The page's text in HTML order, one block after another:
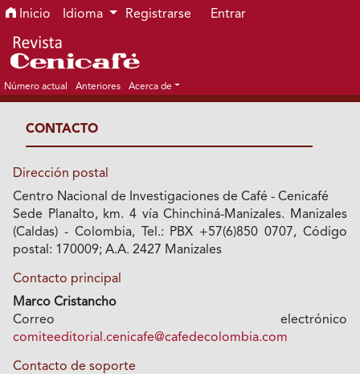
Ir al menú de navegación principal
Ir al contenido principal
Ir al pie de página del sitio
Inicio Idioma Registrarse Entrar
Número actual Anteriores Acerca de
CONTACTO
Dirección postal
Centro Nacional de Investigaciones de Café - Cenicafé
Sede Planalto, km. 4 vía Chinchiná-Manizales. Manizales
(Caldas) - Colombia, Tel.: PBX +57(6)850 0707, Código
postal: 170009; A.A. 2427 Manizales
Contacto principal
Marco Cristancho
Correo electrónico
comiteeditorial.cenicafe@cafedecolombia.com
Contacto de soporte